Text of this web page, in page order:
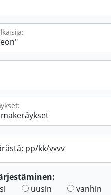
pp/kk/vvvv
uusin vanhin